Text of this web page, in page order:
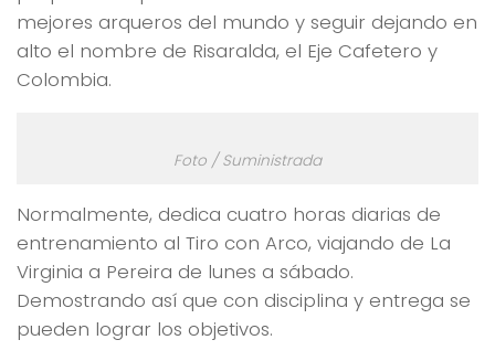
mejores arqueros del mundo y seguir dejando en
alto el nombre de Risaralda, el Eje Cafetero y
Colombia.
Foto / Suministrada
Normalmente, dedica cuatro horas diarias de
entrenamiento al Tiro con Arco, viajando de La
Virginia a Pereira de lunes a sábado.
Demostrando así que con disciplina y entrega se
pueden lograr los objetivos.